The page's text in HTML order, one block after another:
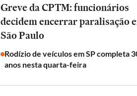
Greve da CPTM: funcionários
decidem encerrar paralisação
São Paulo
Rodízio de veículos em SP completa
anos nesta quarta-feira